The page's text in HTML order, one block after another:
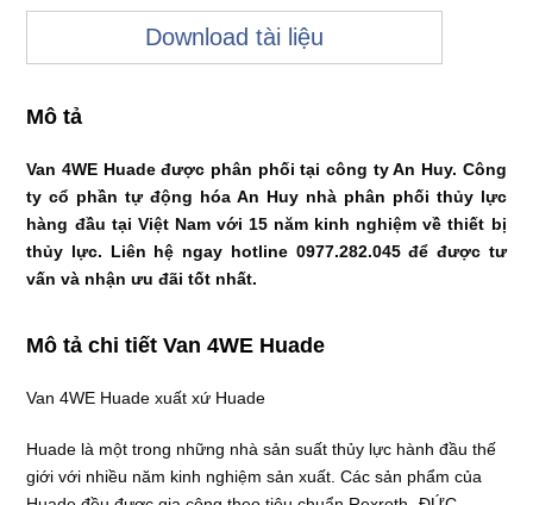
Download tài liệu
Mô tả
Van 4WE Huade được phân phối tại công ty An Huy. Công
ty cổ phần tự động hóa An Huy nhà phân phối thủy lực
hàng đầu tại Việt Nam với 15 năm kinh nghiệm về thiết bị
thủy lực. Liên hệ ngay hotline 0977.282.045 để được tư
vấn và nhận ưu đãi tốt nhất.
Mô tả chi tiết Van 4WE Huade
Van 4WE Huade xuất xứ Huade
Huade là một trong những nhà sản suất thủy lực hành đầu thế
giới với nhiều năm kinh nghiệm sản xuất. Các sản phẩm của